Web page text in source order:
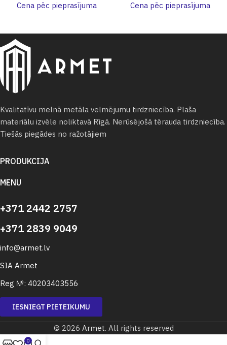
Cena pēc pieprasījuma
Cena pēc pieprasījuma
Kvalitatīvu melnā metāla velmējumu tirdzniecība. Plaša
materiālu izvēle noliktavā Rīgā. Nerūsējošā tērauda tirdzniecība.
Tiešās piegādes no ražotājiem
PRODUKCIJA
MENU
+371 2442 2757
+371 2839 9049
info@armet.lv
SIA Armet
Reg №: 40203403556
IESNIEGT PIETEIKUMU
© 2026 Armet. All rights reserved
0